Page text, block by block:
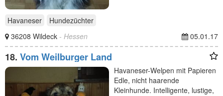
Havaneser
Hundezüchter
36208 Wildeck - Hessen 05.01.17
18. Vom Weilburger Land
Havaneser-Welpen mit Papieren
Edle, nicht haarende
Kleinhunde. Intelligente, lustige,